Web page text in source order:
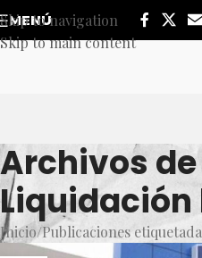
Skip to navigation
Skip to main content
MENÚ
Archivos
Inicio Publicaciones